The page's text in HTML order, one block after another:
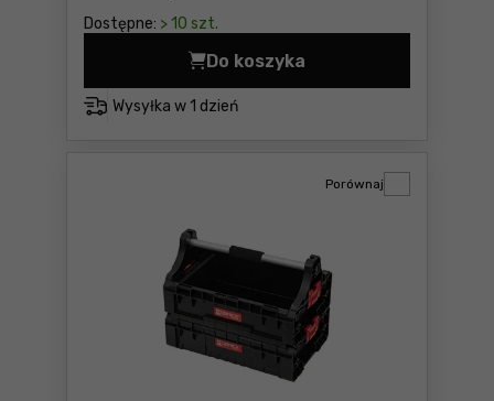
Dostępne: > 10 szt.
Wysyłka w 1 dzień
Do koszyka
Skrzynka narzędziowa
Porównaj